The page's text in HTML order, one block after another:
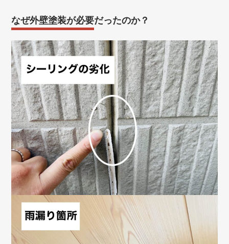
なぜ外壁塗装が必要だったのか？